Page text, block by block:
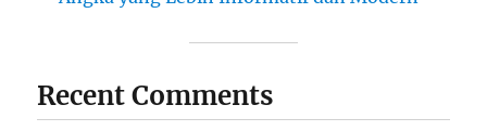
Recent Comments